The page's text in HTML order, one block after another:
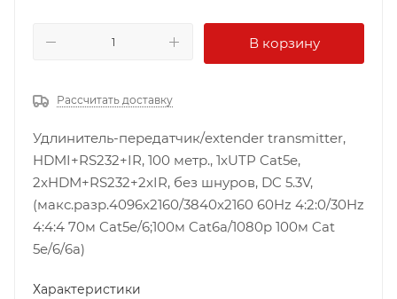
В корзину
Рассчитать доставку
Удлинитель-передатчик/extender transmitter,
HDMI+RS232+IR, 100 метр., 1xUTP Cat5e,
2xHDM+RS232+2xIR, без шнуров, DC 5.3V,
(макс.разр.4096x2160/3840x2160 60Hz 4:2:0/30Hz
4:4:4 70м Cat5e/6;100м Cat6a/1080p 100м Cat
5e/6/6a)
Характеристики